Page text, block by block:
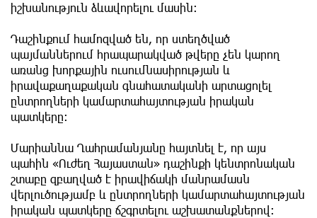
իշխանություն ձևավորելու մասին։
Դաշինքում համոզված են, որ ստեղծված
պայմաններում հրապարակված թվերը չեն կարող
առանց խորքային ուսումնասիրության և
իրավաքաղաքական գնահատականի արտացոլել
ընտրողների կամարտահայտության իրական
պատկերը։
Մարիաննա Ղահրամանյանը հայտնել է, որ այս
պահին «Ուժեղ Հայաստան» դաշինքի կենտրոնական
շտաբը զբաղված է իրավիճակի մանրամասն
վերլուծությամբ և ընտրողների կամարտահայտության
իրական պատկերը ճշգրտելու աշխատանքներով։